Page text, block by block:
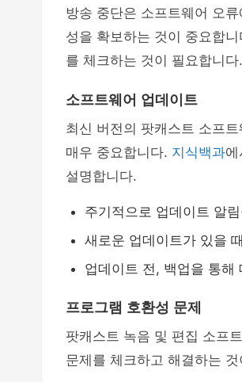
방송 중단은 소프트웨어 오
성을 확보하는 것이 중요합
를 체크하는 것이 필요합니다.
소프트웨어 업데이트
최신 버전의 팟캐스트 소프
매우 중요합니다. 지식백과
설명합니다.
주기적으로 업데이트 알
새로운 업데이트가 있을
업데이트 전, 백업을 통해
프로그램 호환성 문제
팟캐스트 녹음 및 편집 소프
문제를 체크하고 해결하는